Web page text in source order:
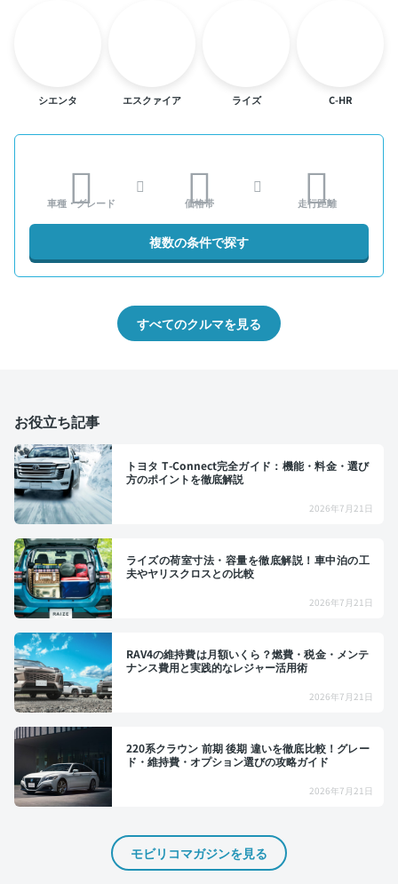
シエンタ エスクァイア ライズ C-HR
車種・グレード 価格帯 走行距離
複数の条件で探す
すべてのクルマを見る
お役立ち記事
トヨタ T-Connect完全ガイド：機能・料金・選び
方のポイントを徹底解説
2026年7月21日
ライズの荷室寸法・容量を徹底解説！車中泊の工
夫やヤリスクロスとの比較
2026年7月21日
RAV4の維持費は月額いくら？燃費・税金・メンテ
ナンス費用と実践的なレジャー活用術
2026年7月21日
220系クラウン 前期 後期 違いを徹底比較！グレー
ド・維持費・オプション選びの攻略ガイド
2026年7月21日
モビリコマガジンを見る